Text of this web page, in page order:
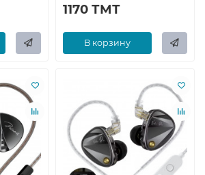
1170 ТМТ
В корзину